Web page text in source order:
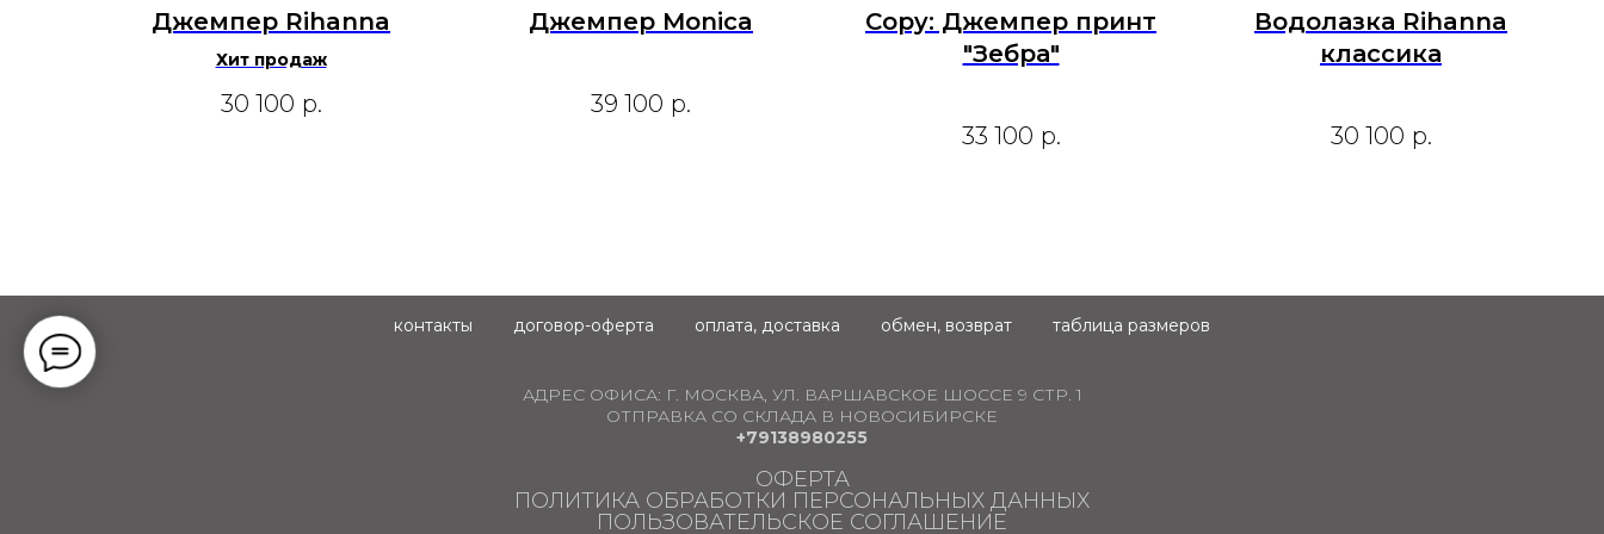
Джемпер Rihanna
Хит продаж
30 100 р.
Джемпер Monica
39 100 р.
Copy: Джемпер принт
"Зебра"
33 100 р.
Водолазка Rihanna
классика
30 100 р.
контакты договор-оферта оплата, доставка обмен, возврат таблица размеров
АДРЕС ОФИСА: Г. МОСКВА, УЛ. ВАРШАВСКОЕ ШОССЕ 9 СТР. 1
ОТПРАВКА СО СКЛАДА В НОВОСИБИРСКЕ
+79138980255
ОФЕРТА
ПОЛИТИКА ОБРАБОТКИ ПЕРСОНАЛЬНЫХ ДАННЫХ
ПОЛЬЗОВАТЕЛЬСКОЕ СОГЛАШЕНИЕ